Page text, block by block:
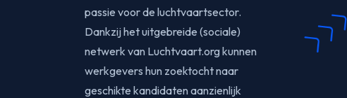
passie voor de luchtvaartsector.
Dankzij het uitgebreide (sociale)
netwerk van Luchtvaart.org kunnen
werkgevers hun zoektocht naar
geschikte kandidaten aanzienlijk